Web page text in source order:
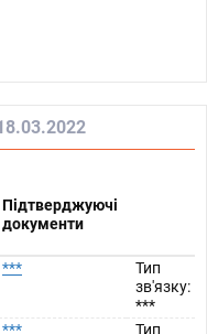
Підтверджуючі
документи
***
Тип
зв'язку:
***
***
Тип